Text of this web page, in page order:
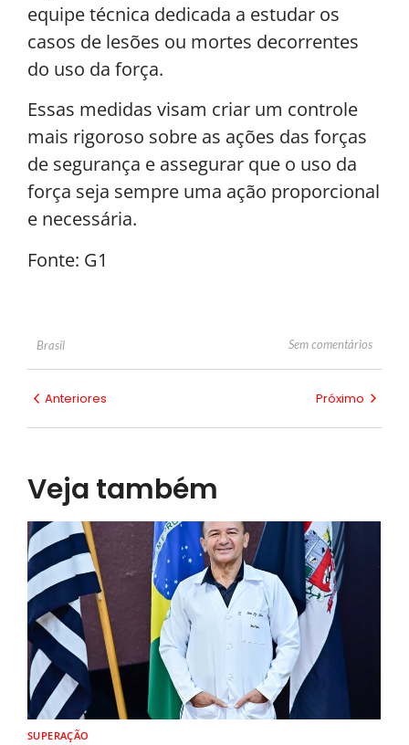
equipe técnica dedicada a estudar os
casos de lesões ou mortes decorrentes
do uso da força.
Essas medidas visam criar um controle
mais rigoroso sobre as ações das forças
de segurança e assegurar que o uso da
força seja sempre uma ação proporcional
e necessária.
Fonte: G1
Brasil Sem comentários
Anteriores Próximo
Veja também
SUPERAÇÃO